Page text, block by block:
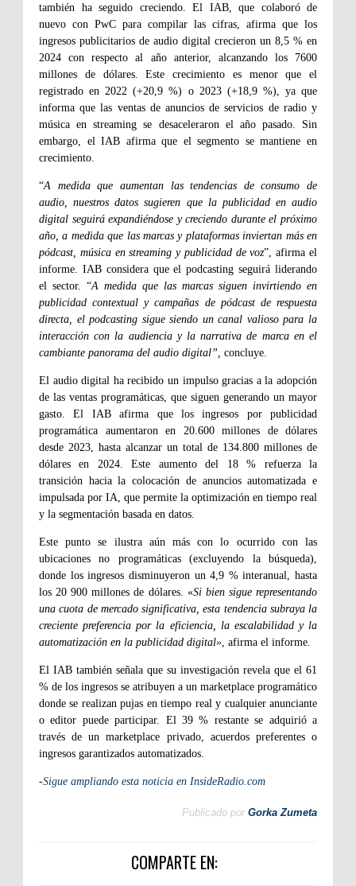
también ha seguido creciendo. El IAB, que colaboró ​​de
nuevo con PwC para compilar las cifras, afirma que los
ingresos publicitarios de audio digital crecieron un 8,5 % en
2024 con respecto al año anterior, alcanzando los 7600
millones de dólares. Este crecimiento es menor que el
registrado en 2022 (+20,9 %) o 2023 (+18,9 %), ya que
informa que las ventas de anuncios de servicios de radio y
música en streaming se desaceleraron el año pasado. Sin
embargo, el IAB afirma que el segmento se mantiene en
crecimiento.
“A medida que aumentan las tendencias de consumo de
audio, nuestros datos sugieren que la publicidad en audio
digital seguirá expandiéndose y creciendo durante el próximo
año, a medida que las marcas y plataformas inviertan más en
pódcast, música en streaming y publicidad de voz”, afirma el
informe. IAB considera que el podcasting seguirá liderando
el sector. “A medida que las marcas siguen invirtiendo en
publicidad contextual y campañas de pódcast de respuesta
directa, el podcasting sigue siendo un canal valioso para la
interacción con la audiencia y la narrativa de marca en el
cambiante panorama del audio digital”, concluye.
El audio digital ha recibido un impulso gracias a la adopción
de las ventas programáticas, que siguen generando un mayor
gasto. El IAB afirma que los ingresos por publicidad
programática aumentaron en 20.600 millones de dólares
desde 2023, hasta alcanzar un total de 134.800 millones de
dólares en 2024. Este aumento del 18 % refuerza la
transición hacia la colocación de anuncios automatizada e
impulsada por IA, que permite la optimización en tiempo real
y la segmentación basada en datos.
Este punto se ilustra aún más con lo ocurrido con las
ubicaciones no programáticas (excluyendo la búsqueda),
donde los ingresos disminuyeron un 4,9 % interanual, hasta
los 20 900 millones de dólares. «Si bien sigue representando
una cuota de mercado significativa, esta tendencia subraya la
creciente preferencia por la eficiencia, la escalabilidad y la
automatización en la publicidad digital» , afirma el informe.
El IAB también señala que su investigación revela que el 61
% de los ingresos se atribuyen a un marketplace programático
donde se realizan pujas en tiempo real y cualquier anunciante
o editor puede participar. El 39 % restante se adquirió a
través de un marketplace privado, acuerdos preferentes o
ingresos garantizados automatizados.
-Sigue ampliando esta noticia en InsideRadio.com
Publicado por Gorka Zumeta
COMPARTE EN: